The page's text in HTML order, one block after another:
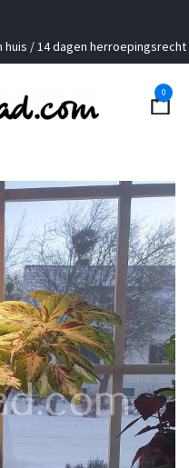
huis / 14 dagen herroepingsrecht
0